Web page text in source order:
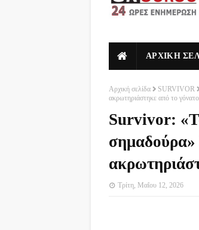
ΑΡΧΙΚΗ
Αρχική σελίδα SURVIVOR
ακρωτηριάστηκε από το
Survivor:
σημαδούρα»
Τρίτη, Μαΐου 12, 2026